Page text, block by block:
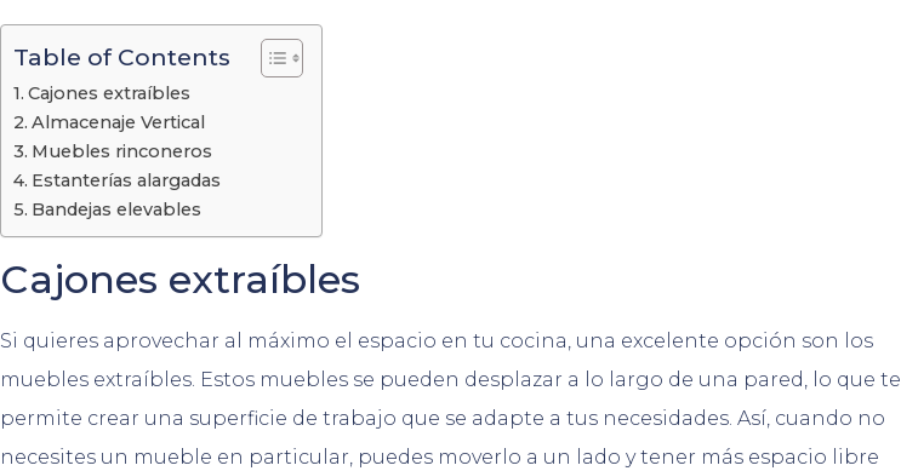
Table of Contents
Cajones extraíbles
Almacenaje Vertical
Muebles rinconeros
Estanterías alargadas
Bandejas elevables
Cajones extraíbles
Si quieres aprovechar al máximo el espacio en tu cocina, una excelente opción son los
muebles extraíbles. Estos muebles se pueden desplazar a lo largo de una pared, lo que te
permite crear una superficie de trabajo que se adapte a tus necesidades. Así, cuando no
necesites un mueble en particular, puedes moverlo a un lado y tener más espacio libre